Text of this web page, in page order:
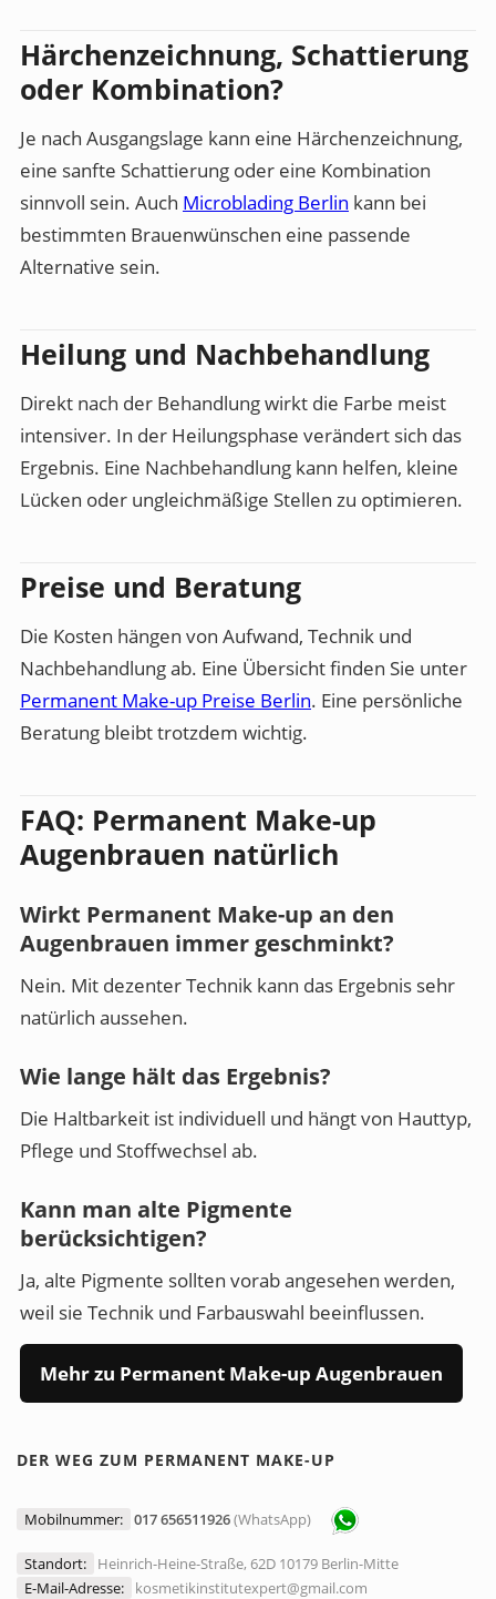
Härchenzeichnung, Schattierung
oder Kombination?
Je nach Ausgangslage kann eine Härchenzeichnung,
eine sanfte Schattierung oder eine Kombination
sinnvoll sein. Auch Microblading Berlin kann bei
bestimmten Brauenwünschen eine passende
Alternative sein.
Heilung und Nachbehandlung
Direkt nach der Behandlung wirkt die Farbe meist
intensiver. In der Heilungsphase verändert sich das
Ergebnis. Eine Nachbehandlung kann helfen, kleine
Lücken oder ungleichmäßige Stellen zu optimieren.
Preise und Beratung
Die Kosten hängen von Aufwand, Technik und
Nachbehandlung ab. Eine Übersicht finden Sie unter
Permanent Make-up Preise Berlin. Eine persönliche
Beratung bleibt trotzdem wichtig.
FAQ: Permanent Make-up
Augenbrauen natürlich
Wirkt Permanent Make-up an den
Augenbrauen immer geschminkt?
Nein. Mit dezenter Technik kann das Ergebnis sehr
natürlich aussehen.
Wie lange hält das Ergebnis?
Die Haltbarkeit ist individuell und hängt von Hauttyp,
Pflege und Stoffwechsel ab.
Kann man alte Pigmente
berücksichtigen?
Ja, alte Pigmente sollten vorab angesehen werden,
weil sie Technik und Farbauswahl beeinflussen.
Mehr zu Permanent Make-up Augenbrauen
DER WEG ZUM PERMANENT MAKE-UP
Mobilnummer: 017 656511926(WhatsApp)
Standort:
Heinrich-Heine-Straße, 62D 10179 Berlin-Mitte
E-Mail-Adresse:
kosmetikinstitutexpert@gmail.com